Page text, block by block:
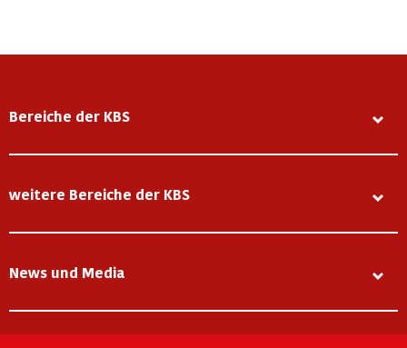
Bereiche der KBS
weitere Bereiche der KBS
News und Media